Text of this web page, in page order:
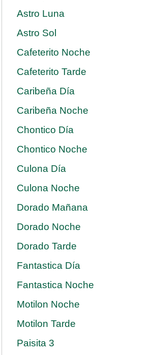
Astro Luna
Astro Sol
Cafeterito Noche
Cafeterito Tarde
Caribeña Día
Caribeña Noche
Chontico Día
Chontico Noche
Culona Día
Culona Noche
Dorado Mañana
Dorado Noche
Dorado Tarde
Fantastica Día
Fantastica Noche
Motilon Noche
Motilon Tarde
Paisita 3